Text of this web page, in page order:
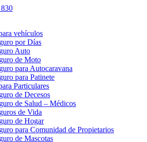
vehículos
por Días
Auto
de Moto
para Autocaravana
para Patinete
Particulares
de Decesos
de Salud – Médicos
de Vida
de Hogar
para Comunidad de Propietarios
de Mascotas